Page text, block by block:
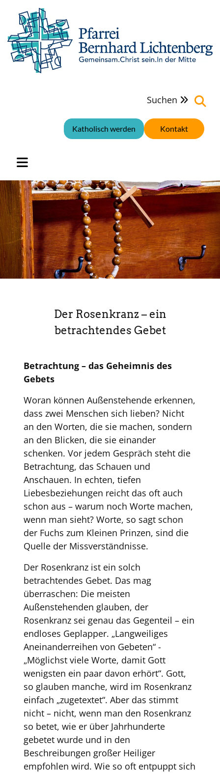
Suchen 
Kontakt
Katholisch werden
Der Rosenkranz – ein
betrachtendes Gebet
Betrachtung – das Geheimnis des
Gebets
Woran können Außenstehende erkennen,
dass zwei Menschen sich lieben? Nicht
an den Worten, die sie machen, sondern
an den Blicken, die sie einander
schenken. Vor jedem Gespräch steht die
Betrachtung, das Schauen und
Anschauen. In echten, tiefen
Liebesbeziehungen reicht das oft auch
schon aus – warum noch Worte machen,
wenn man sieht? Worte, so sagt schon
der Fuchs zum Kleinen Prinzen, sind die
Quelle der Missverständnisse.
Der Rosenkranz ist ein solch
betrachtendes Gebet. Das mag
überraschen: Die meisten
Außenstehenden glauben, der
Rosenkranz sei genau das Gegenteil – ein
endloses Geplapper. „Langweiliges
Aneinanderreihen von Gebeten“ -
„Möglichst viele Worte, damit Gott
wenigsten ein paar davon erhört“. Gott,
so glauben manche, wird im Rosenkranz
einfach „zugetextet“. Aber das stimmt
nicht – nicht, wenn man den Rosenkranz
so betet, wie er über Jahrhunderte
gebetet wurde und in den
Beschreibungen großer Heiliger
empfohlen wird. Wie so oft entpuppt sich